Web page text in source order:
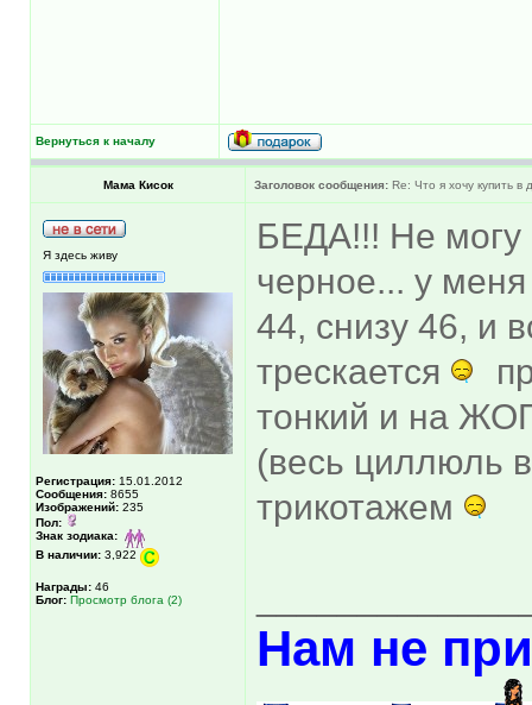
Вернуться к началу
Мама Кисок Заголовок сообщения: Re: Что я хочу купить
Я здесь живу
Регистрация: 15.01.2012
Сообщения: 8655
Изображений: 235
Пол:
Знак зодиака:
В наличии: 3,922
Награды: 46
Блог: Просмотр блога (2)
БЕДА!!! Не могу
черное... у
44, снизу 46, и
трескается
тонкий и на
(весь циллюль
трикотажем
Нам не